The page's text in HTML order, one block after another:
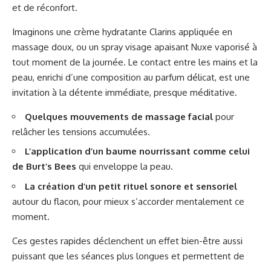
et de réconfort.
Imaginons une crème hydratante Clarins appliquée en
massage doux, ou un spray visage apaisant Nuxe vaporisé à
tout moment de la journée. Le contact entre les mains et la
peau, enrichi d’une composition au parfum délicat, est une
invitation à la détente immédiate, presque méditative.
Quelques mouvements de massage facial pour
relâcher les tensions accumulées.
L’application d’un baume nourrissant comme celui
de Burt’s Bees qui enveloppe la peau.
La création d’un petit rituel sonore et sensoriel
autour du flacon, pour mieux s’accorder mentalement ce
moment.
Ces gestes rapides déclenchent un effet bien-être aussi
puissant que les séances plus longues et permettent de